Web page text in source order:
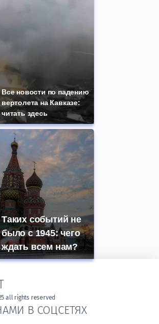
Все новости по падению
вертолета на Кавказе:
читать здесь
Таких событий не
было с 1945: чего
ждать всем нам?
В СОЦСЕТЯХ
all rights reserved